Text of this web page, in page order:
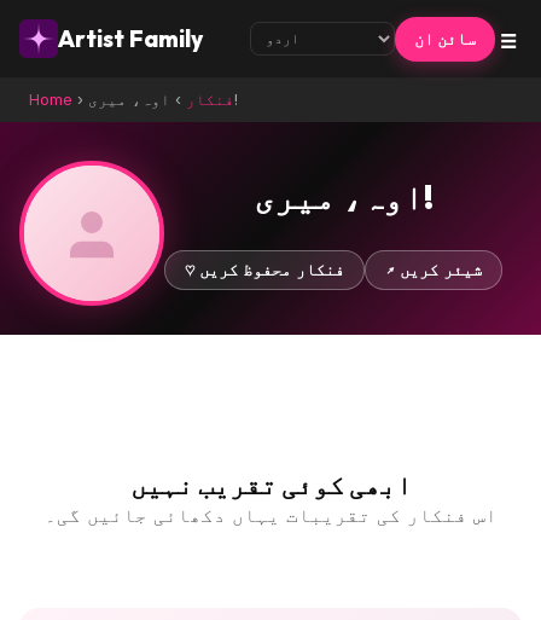
Artist Family سائن ان ☰
Home › فنکار › اوہ، میری!
اوہ، میری!
♡ فنکار محفوظ کریں ↗ شیئر کریں
ابھی کوئی تقریب نہیں
اس فنکار کی تقریبات یہاں دکھائی جائیں گی۔